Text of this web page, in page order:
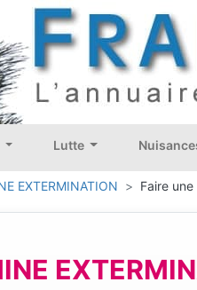
Lutte
EXTERMINATION Faire